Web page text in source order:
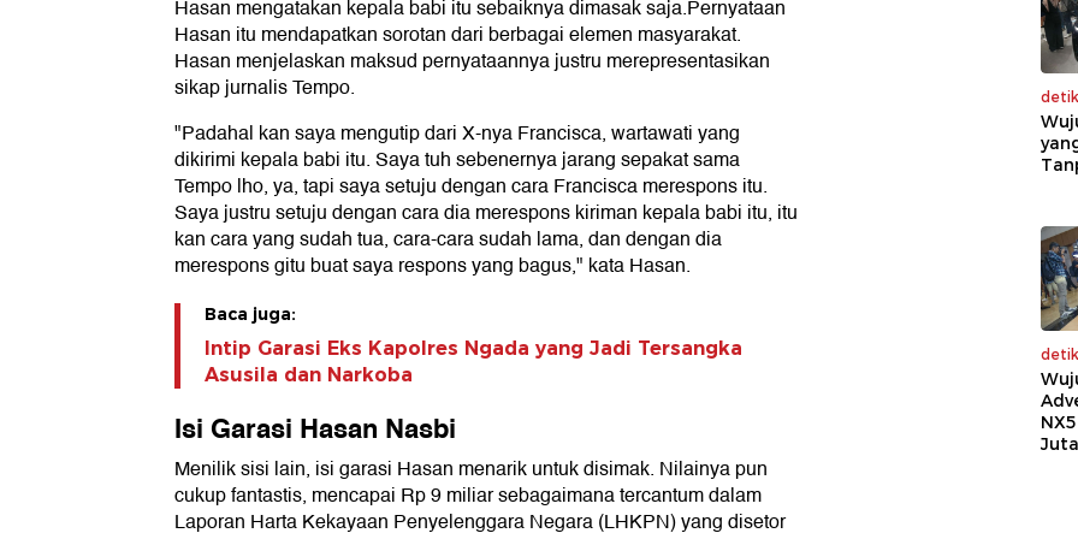
Hasan mengatakan kepala babi itu sebaiknya dimasak saja.Pernyataan
Hasan itu mendapatkan sorotan dari berbagai elemen masyarakat.
Hasan menjelaskan maksud pernyataannya justru merepresentasikan
sikap jurnalis Tempo.
"Padahal kan saya mengutip dari X-nya Francisca, wartawati yang
dikirimi kepala babi itu. Saya tuh sebenernya jarang sepakat sama
Tempo lho, ya, tapi saya setuju dengan cara Francisca merespons itu.
Saya justru setuju dengan cara dia merespons kiriman kepala babi itu, itu
kan cara yang sudah tua, cara-cara sudah lama, dan dengan dia
merespons gitu buat saya respons yang bagus," kata Hasan.
Baca juga:
Intip Garasi Eks Kapolres Ngada yang Jadi Tersangka
Asusila dan Narkoba
Isi Garasi Hasan Nasbi
Menilik sisi lain, isi garasi Hasan menarik untuk disimak. Nilainya pun
cukup fantastis, mencapai Rp 9 miliar sebagaimana tercantum dalam
Laporan Harta Kekayaan Penyelenggara Negara (LHKPN) yang disetor
Juta